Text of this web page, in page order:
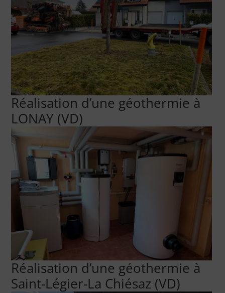
Réalisation d’une géothermie à
LONAY (VD)
Réalisation d’une géothermie à
Saint-Légier-La Chiésaz (VD)